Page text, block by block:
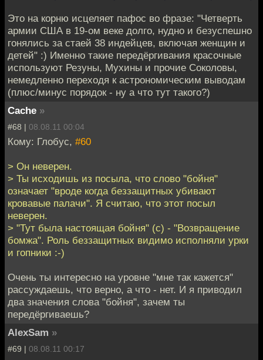
Это на корню исцеляет пафос во фразе: "Четверть
армии США в 19-ом веке долго, нудно и безуспешно
гонялись за стаей 38 индейцев, включая женщин и
детей" :) Именно такие передёргивания красочные
используют Резуны, Мухины и прочие Соколовы,
немедленно переходя к астрономическим выводам
(плюс/минус порядок - ну а что тут такого?)
Cache »
#68 | 08.08.11 00:04
Кому: Глобус, #60
> Он неверен.
> Ты исходишь из посыла, что слово "бойня"
означает "вроде когда беззащитных убивают
кровавые палачи". Я считаю, что этот посыл
неверен.
> "Тут была настоящая бойня" (с) - "Возвращение
бомжа". Роль беззащитных видимо исполняли урки
и гопники :-)
Очень ты интересно на уровне "мне так кажется"
рассуждаешь, что верно, а что - нет. И я приводил
два значения слова "бойня", зачем ты
передёргиваешь?
AlexSam »
#69 | 08.08.11 00:17